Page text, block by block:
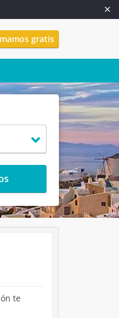
gratis
te